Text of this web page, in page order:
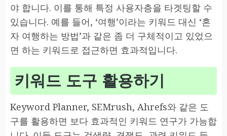
야 합니다. 이를 통해 특정 사용자층을 타겟팅할 수
있습니다. 예를 들어, ‘여행’이라는 키워드 대신 ‘혼
자 여행하는 방법’과 같은 좀 더 구체적이고 있었으
면 하는 키워드로 접근하면 효과적입니다.
키워드 도구 활용하기
Keyword Planner, SEMrush, Ahrefs와 같은 도
구를 활용하면 보다 효과적인 키워드 연구가 가능합